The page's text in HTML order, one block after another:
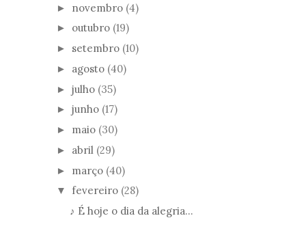
► novembro (4)
► outubro (19)
► setembro (10)
► agosto (40)
► julho (35)
► junho (17)
► maio (30)
► abril (29)
► março (40)
▼ fevereiro (28)
♪ É hoje o dia da alegria...